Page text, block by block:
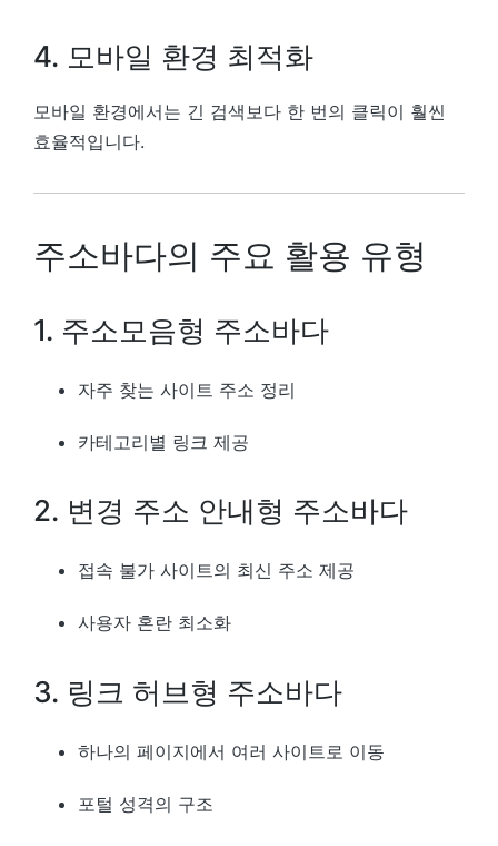
4. 모바일 환경 최적화
모바일 환경에서는 긴 검색보다 한 번의 클릭이 훨씬
효율적입니다.
주소바다의 주요 활용 유형
1. 주소모음형 주소바다
자주 찾는 사이트 주소 정리
카테고리별 링크 제공
2. 변경 주소 안내형 주소바다
접속 불가 사이트의 최신 주소 제공
사용자 혼란 최소화
3. 링크 허브형 주소바다
하나의 페이지에서 여러 사이트로 이동
포털 성격의 구조